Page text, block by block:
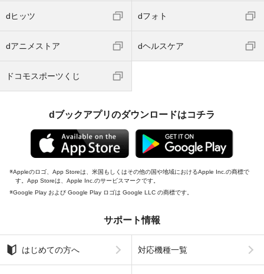
dヒッツ dフォト
dアニメストア dヘルスケア
ドコモスポーツくじ
dブックアプリのダウンロードはコチラ
Appleのロゴ、App Storeは、米国もしくはその他の国や地域におけるApple Inc.の商標で
す。App Storeは、Apple Inc.のサービスマークです。
Google Play および Google Play ロゴは Google LLC の商標です。
サポート情報
はじめての方へ 対応機種一覧